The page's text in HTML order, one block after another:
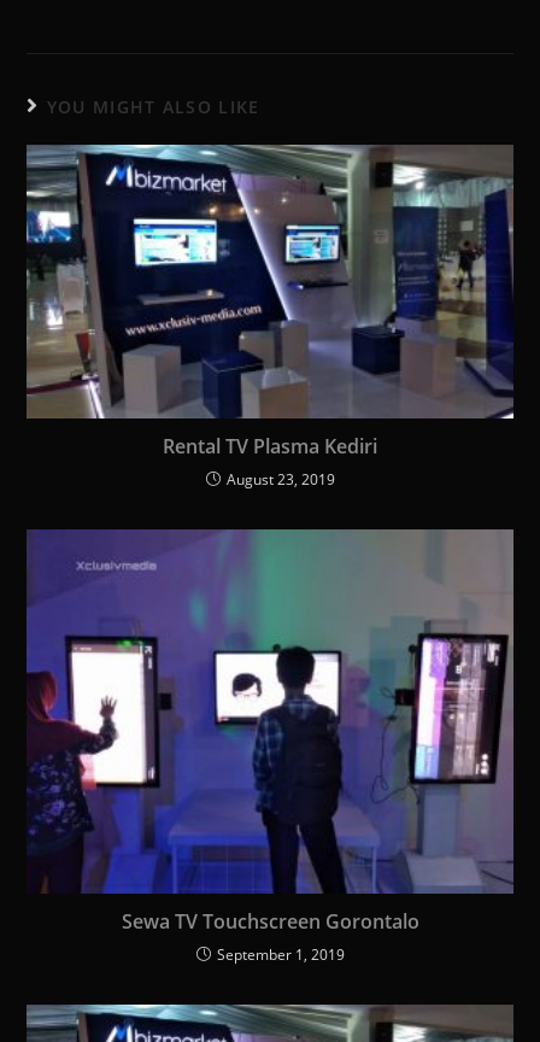
YOU MIGHT ALSO LIKE
Rental TV Plasma Kediri
August 23, 2019
Sewa TV Touchscreen Gorontalo
September 1, 2019